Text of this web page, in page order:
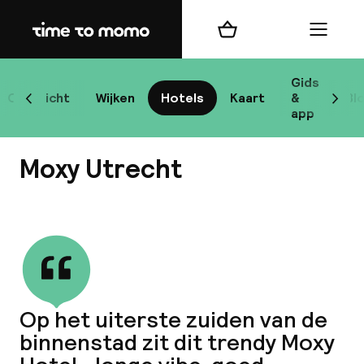
Home
Overzicht Wijken Hotels Kaart
Gids
&
app
Scroll naar links
Winkelmand Menu
Moxy Utrecht
Op het uiterste zuiden van de
binnenstad zit dit trendy Moxy